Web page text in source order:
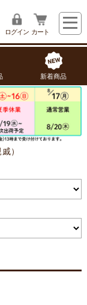
ログイン カート
新着商品
）